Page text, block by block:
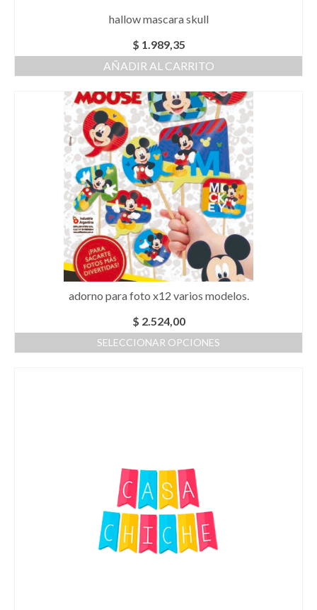
hallow mascara skull
$ 1.989,35
AÑADIR AL CARRITO
adorno para foto x12 varios modelos.
$ 2.524,00
SELECCIONAR OPCIONES
pueden
elegir
en
la
página
de
producto